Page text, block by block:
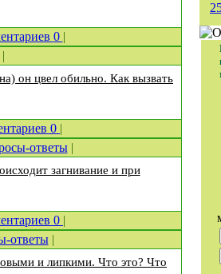
0 |
|
он цвел обильно. Как вызвать
0 |
ответы|
загнивание и при
0 |
ответы|
и липкими. Что это? Что